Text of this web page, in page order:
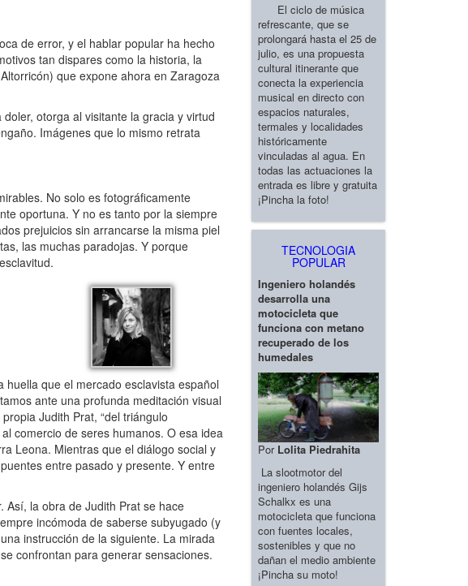
de error, y el hablar popular ha hecho
tan dispares como la historia, la
que expone ahora en Zaragoza
otorga al visitante la gracia y virtud
Imágenes que lo mismo retrata
No solo es fotográficamente
oportuna. Y no es tanto por la siempre
prejuicios sin arrancarse la misma piel
las muchas paradojas. Y porque
que el mercado esclavista español
ante una profunda meditación visual
Judith Prat, “del triángulo
comercio de seres humanos. O esa idea
Leona. Mientras que el diálogo social y
entre pasado y presente. Y entre
Así, la obra de Judith Prat se hace
incómoda de saberse subyugado (y
instrucción de la siguiente. La mirada
confrontan para generar sensaciones.
El ciclo de música
refrescante, que se
prolongará hasta el 25 de
julio, es una propuesta
cultural itinerante que
conecta la experiencia
musical en directo con
espacios naturales,
termales y localidades
históricamente
vinculadas al agua. En
todas las actuaciones la
entrada es libre y gratuita
¡Pincha la foto!
TECNOLOGIA
POPULAR
Ingeniero holandés
desarrolla una
motocicleta que
funciona con metano
recuperado de los
humedales
Por Lolita Piedrahita
La slootmotor del
ingeniero holandés Gijs
Schalkx es una
motocicleta que funciona
con fuentes locales,
sostenibles y que no
dañan el medio ambiente
¡Pincha su moto!